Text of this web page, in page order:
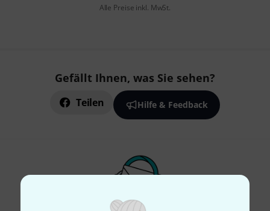
Alle Preise inkl. MwSt.
Gefällt Ihnen, was Sie sehen?
Teilen Hilfe & Feedback